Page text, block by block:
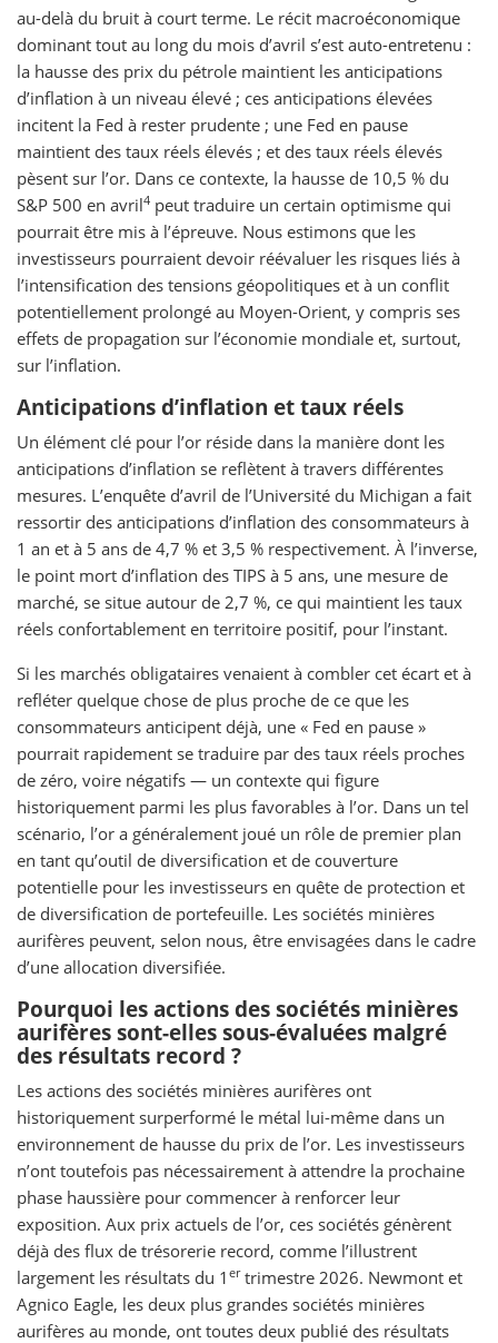
au-delà du bruit à court terme. Le récit macroéconomique
dominant tout au long du mois d’avril s’est auto-entretenu :
la hausse des prix du pétrole maintient les anticipations
d’inflation à un niveau élevé ; ces anticipations élevées
incitent la Fed à rester prudente ; une Fed en pause
maintient des taux réels élevés ; et des taux réels élevés
pèsent sur l’or. Dans ce contexte, la hausse de 10,5 % du
S&P 500 en avril4 peut traduire un certain optimisme qui
pourrait être mis à l’épreuve. Nous estimons que les
investisseurs pourraient devoir réévaluer les risques liés à
l’intensification des tensions géopolitiques et à un conflit
potentiellement prolongé au Moyen-Orient, y compris ses
effets de propagation sur l’économie mondiale et, surtout,
sur l’inflation.
Anticipations d’inflation et taux réels
Un élément clé pour l’or réside dans la manière dont les
anticipations d’inflation se reflètent à travers différentes
mesures. L’enquête d’avril de l’Université du Michigan a fait
ressortir des anticipations d’inflation des consommateurs à
1 an et à 5 ans de 4,7 % et 3,5 % respectivement. À l’inverse,
le point mort d’inflation des TIPS à 5 ans, une mesure de
marché, se situe autour de 2,7 %, ce qui maintient les taux
réels confortablement en territoire positif, pour l’instant.
Si les marchés obligataires venaient à combler cet écart et à
refléter quelque chose de plus proche de ce que les
consommateurs anticipent déjà, une « Fed en pause »
pourrait rapidement se traduire par des taux réels proches
de zéro, voire négatifs — un contexte qui figure
historiquement parmi les plus favorables à l’or. Dans un tel
scénario, l’or a généralement joué un rôle de premier plan
en tant qu’outil de diversification et de couverture
potentielle pour les investisseurs en quête de protection et
de diversification de portefeuille. Les sociétés minières
aurifères peuvent, selon nous, être envisagées dans le cadre
d’une allocation diversifiée.
Pourquoi les actions des sociétés minières
aurifères sont-elles sous-évaluées malgré
des résultats record ?
Les actions des sociétés minières aurifères ont
historiquement surperformé le métal lui-même dans un
environnement de hausse du prix de l’or. Les investisseurs
n’ont toutefois pas nécessairement à attendre la prochaine
phase haussière pour commencer à renforcer leur
exposition. Aux prix actuels de l’or, ces sociétés génèrent
déjà des flux de trésorerie record, comme l’illustrent
largement les résultats du 1 ertrimestre 2026. Newmont et
Agnico Eagle, les deux plus grandes sociétés minières
aurifères au monde, ont toutes deux publié des résultats